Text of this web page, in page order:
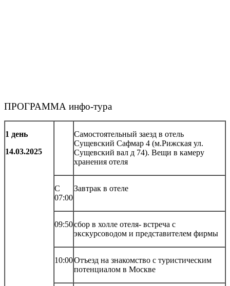
ПРОГРАММА инфо-тура
1 день
14.03.2025
Самостоятельный заезд в отель
Сущевский Сафмар 4 (м.Рижская ул.
Сущевский вал д 74). Вещи в камеру
хранения отеля
С
07:00
Завтрак в отеле
09:50сбор в холле отеля- встреча с
экскурсоводом и представителем фирмы
10:00Отъезд на знакомство с туристическим
потенциалом в Москве